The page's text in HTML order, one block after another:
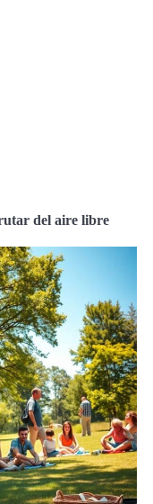
del aire libre